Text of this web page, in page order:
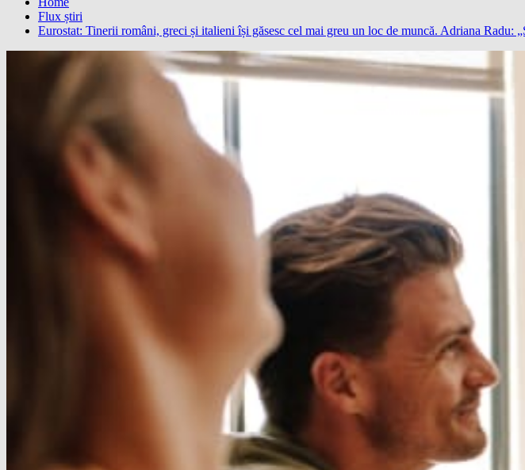
Flux știri
Eurostat: Tinerii români, greci și italieni își găsesc cel mai greu un loc de muncă. Adriana Radu: